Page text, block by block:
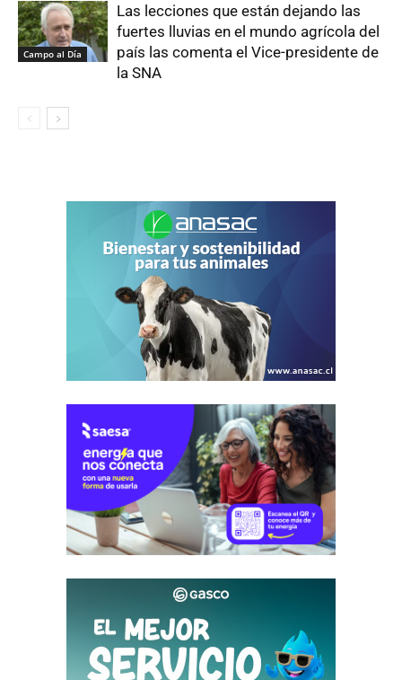
Campo al Día
Las lecciones que están dejando las
fuertes lluvias en el mundo agrícola del
país las comenta el Vice-presidente de
la SNA